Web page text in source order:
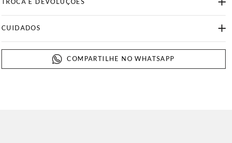
TROCA E DEVOLUÇÕES
CUIDADOS
COMPARTILHE NO WHATSAPP